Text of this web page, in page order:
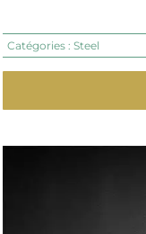
Catégories : Steel